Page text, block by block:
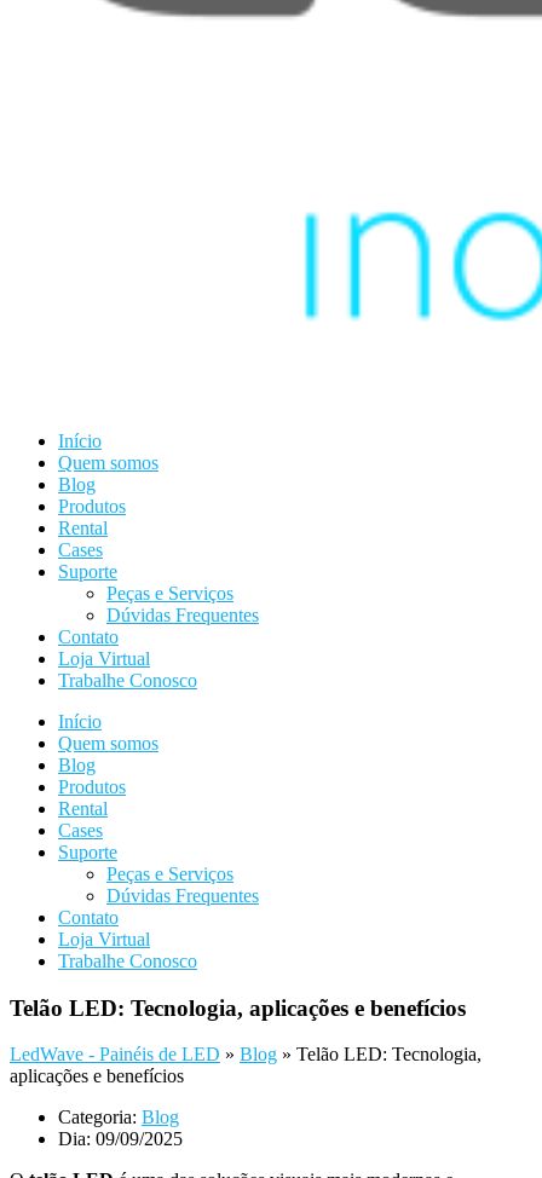
Início
Quem somos
Blog
Produtos
Rental
Cases
Suporte
Peças e Serviços
Dúvidas Frequentes
Contato
Loja Virtual
Trabalhe Conosco
Início
Quem somos
Blog
Produtos
Rental
Cases
Suporte
Peças e Serviços
Dúvidas Frequentes
Contato
Loja Virtual
Trabalhe Conosco
Telão LED: Tecnologia, aplicações e benefícios
LedWave - Painéis de LED » Blog » Telão LED: Tecnologia,
aplicações e benefícios
Categoria: Blog
Dia: 09/09/2025